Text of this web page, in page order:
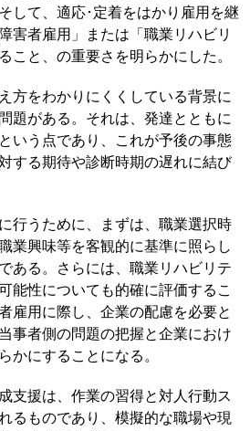
して、適応･定着をはかり雇用を継
害者雇用」または「職業リハビリ
こと、の重要さを明らかにした。
をわかりにくくしている背景に
題がある。それは、発達とともに
いう点であり、これが予後の事態
する期待や診断時期の遅れに結び
うために、まずは、職業選択時
業興味等を客観的に基準に照らし
ある。さらには、職業リハビリテ
能性についても的確に評価するこ
雇用に際し、企業の配慮を必要と
事者側の問題の把握と企業におけ
かにすることになる。
援は、作業の習得と対人行動ス
るものであり、模擬的な職場や現